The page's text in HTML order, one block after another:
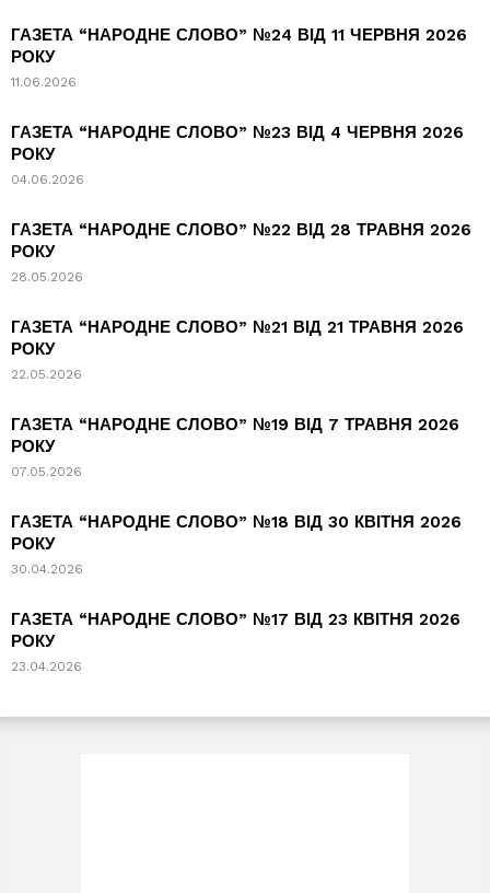
ГАЗЕТА “НАРОДНЕ СЛОВО” №24 ВІД 11 ЧЕРВНЯ 2026
РОКУ
11.06.2026
ГАЗЕТА “НАРОДНЕ СЛОВО” №23 ВІД 4 ЧЕРВНЯ 2026
РОКУ
04.06.2026
ГАЗЕТА “НАРОДНЕ СЛОВО” №22 ВІД 28 ТРАВНЯ 2026
РОКУ
28.05.2026
ГАЗЕТА “НАРОДНЕ СЛОВО” №21 ВІД 21 ТРАВНЯ 2026
РОКУ
22.05.2026
ГАЗЕТА “НАРОДНЕ СЛОВО” №19 ВІД 7 ТРАВНЯ 2026
РОКУ
07.05.2026
ГАЗЕТА “НАРОДНЕ СЛОВО” №18 ВІД 30 КВІТНЯ 2026
РОКУ
30.04.2026
ГАЗЕТА “НАРОДНЕ СЛОВО” №17 ВІД 23 КВІТНЯ 2026
РОКУ
23.04.2026